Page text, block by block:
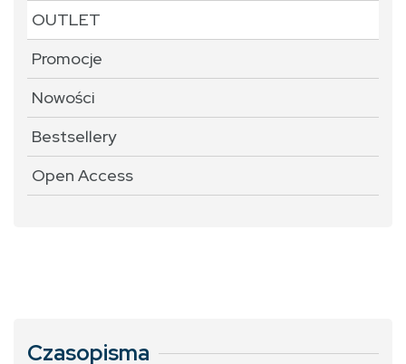
OUTLET
Promocje
Nowości
Bestsellery
Open Access
Czasopisma